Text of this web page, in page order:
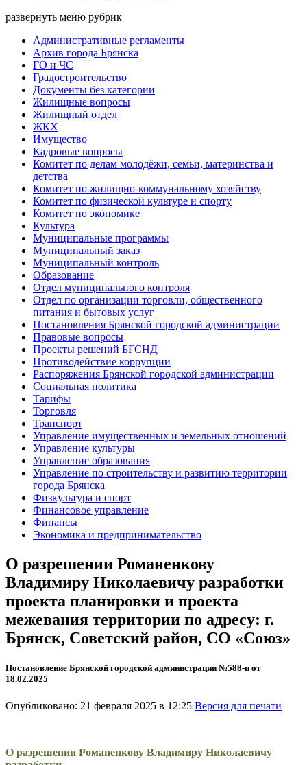
развернуть меню рубрик
Административные регламенты
Архив города Брянска
ГО и ЧС
Градостроительство
Документы без категории
Жилищные вопросы
Жилищный отдел
ЖКХ
Имущество
Кадровые вопросы
Комитет по делам молодёжи, семьи, материнства и
детства
Комитет по жилищно-коммунальному хозяйству
Комитет по физической культуре и спорту
Комитет по экономике
Культура
Муниципальные программы
Муниципальный заказ
Муниципальный контроль
Образование
Отдел муниципального контроля
Отдел по организации торговли, общественного
питания и бытовых услуг
Постановления Брянской городской администрации
Правовые вопросы
Проекты решений БГСНД
Противодействие коррупции
Распоряжения Брянской городской администрации
Социальная политика
Тарифы
Торговля
Транспорт
Управление имущественных и земельных отношений
Управление культуры
Управление образования
Управление по строительству и развитию территории
города Брянска
Физкультура и спорт
Финансовое управление
Финансы
Экономика и предпринимательство
О разрешении Романенкову
Владимиру Николаевичу разработки
проекта планировки и проекта
межевания территории по адресу: г.
Брянск, Советский район, СО «Союз»
Постановление Брянской городской администрации №588-п от
18.02.2025
Опубликовано: 21 февраля 2025 в 12:25 Версия для печати
О разрешении Романенкову Владимиру Николаевичу